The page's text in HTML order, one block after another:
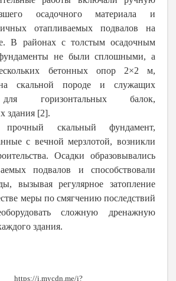
осадочного материала и
отапливаемых подвалов на
В районах с толстым осадочным
не были сплошными, а
бетонных опор 2×2 м,
скальной породе и служащих
горизонтальных балок,
здания [2].
скальный фундамент,
с вечной мерзлотой, возникли
Осадки образовывались
подвалов и способствовали
вызывая регулярное затопление
меры по смягчению последствий
сложную дренажную
здания.